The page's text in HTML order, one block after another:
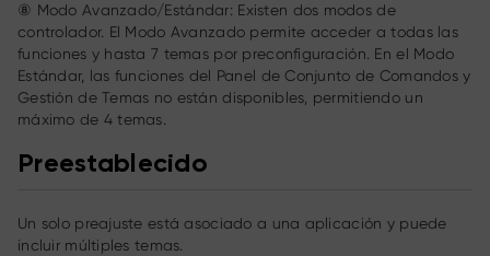
⑧ Modo Avanzado/Estándar: Existen dos modos de
controlador. El Modo Avanzado permite acceder a todas las
funciones y hasta 7 temas por preconfiguración. En el Modo
Estándar, las funciones del Panel de Conjunto de Comandos y
Gestión de Temas no están disponibles, permitiendo un
máximo de 4 temas.
Preestablecido
Un solo preajuste está asociado a una aplicación y puede
incluir múltiples temas.